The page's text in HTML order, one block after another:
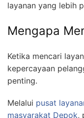
layanan yang lebih
Mengapa
Ketika mencari
kepercayaan
penting.
Melalui pusat
masyarakat Depok,